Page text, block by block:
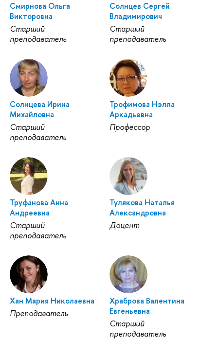
Смирнова Ольга
Викторовна
Старший
преподаватель
Солнцев Сергей
Владимирович
Старший
преподаватель
Солнцева Ирина
Михайловна
Старший
преподаватель
Трофимова Нэлла
Аркадьевна
Профессор
Труфанова Анна
Андреевна
Старший
преподаватель
Тулякова Наталья
Александровна
Доцент
Хан Мария Николаевна
Преподаватель
Храброва Валентина
Евгеньевна
Старший
преподаватель